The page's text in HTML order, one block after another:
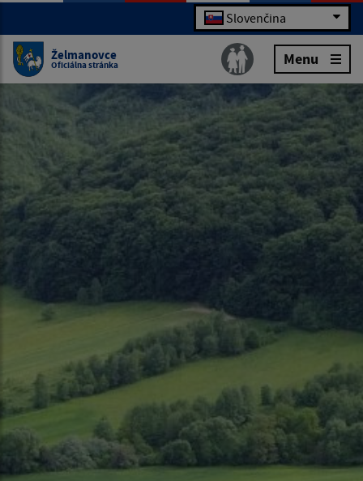
Slovenčina
Želmanovce
Oficiálna stránka Menu